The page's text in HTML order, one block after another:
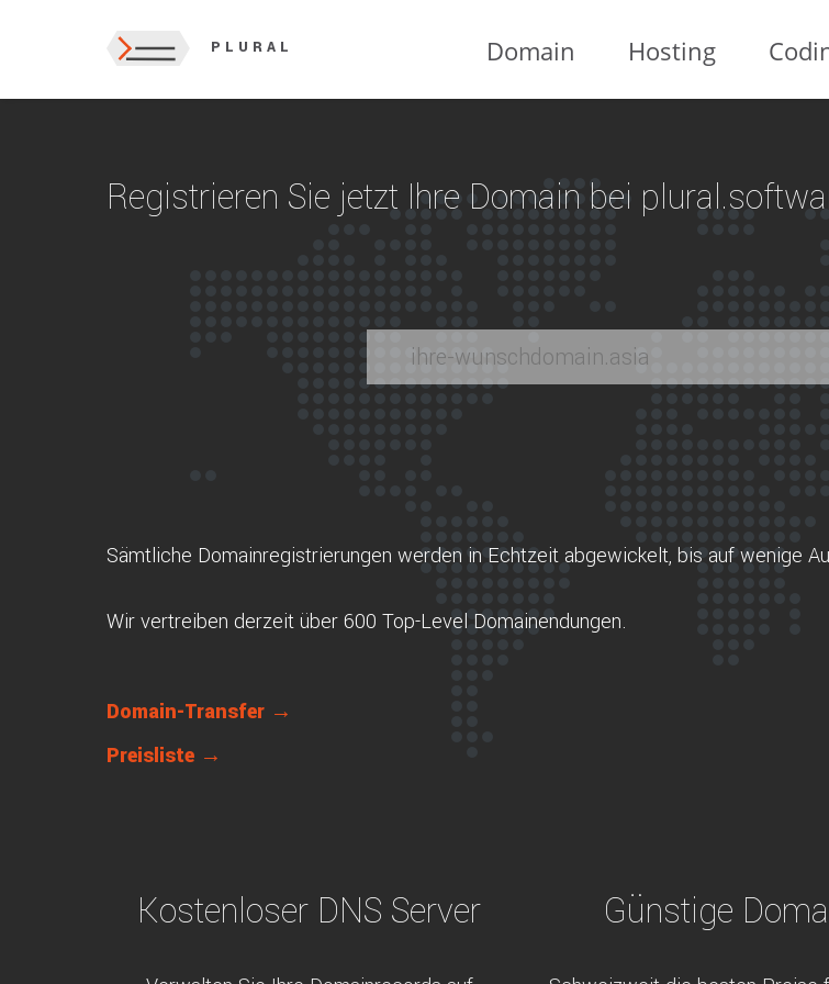
PLURAL Domain Hosting
Registrieren Sie jetzt Ihre Domain bei
Sämtliche Domainregistrierungen werden in Echtzeit abgewickelt, bis auf wenige
Wir vertreiben derzeit über 600 Top-Level Domainendungen.
Domain-Transfer →
Preisliste →
Kostenloser DNS Server Günstige